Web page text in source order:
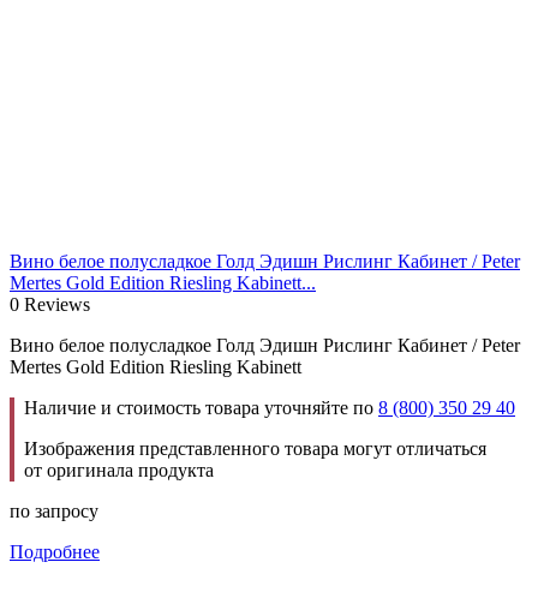
Вино белое полусладкое Голд Эдишн Рислинг Кабинет / Peter
Mertes Gold Edition Riesling Kabinett...
0 Reviews
Вино белое полусладкое Голд Эдишн Рислинг Кабинет / Peter
Mertes Gold Edition Riesling Kabinett
Наличие и стоимость товара уточняйте по 8 (800) 350 29 40
Изображения представленного товара могут отличаться
от оригинала продукта
по запросу
Подробнее